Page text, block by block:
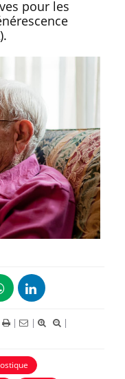
pour les
| |
|